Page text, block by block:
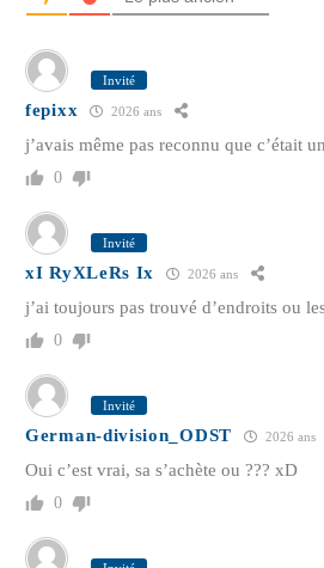
Invité
fepixx 2026 ans
j’avais même pas reconnu que c’était
0
Invité
xI RyXLeRs Ix 2026 ans
j’ai toujours pas trouvé d’endroits ou
0
Invité
German-division_ODST 2026 ans
Oui c’est vrai, sa s’achète ou ??? xD
0